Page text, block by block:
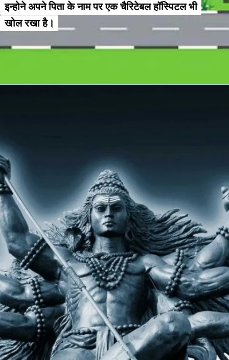
इन्होने अपने पिता के नाम पर एक चैरिटेबल हॉस्पिटल भी
खोल रखा है।
इन्होने अपने पिता के नाम पर एक चैरिटेबल हॉस्पिटल भी
खोल रखा है।